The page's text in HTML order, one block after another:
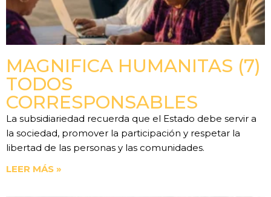
MAGNIFICA HUMANITAS (7)
TODOS
CORRESPONSABLES
La subsidiariedad recuerda que el Estado debe servir a
la sociedad, promover la participación y respetar la
libertad de las personas y las comunidades.
LEER MÁS »